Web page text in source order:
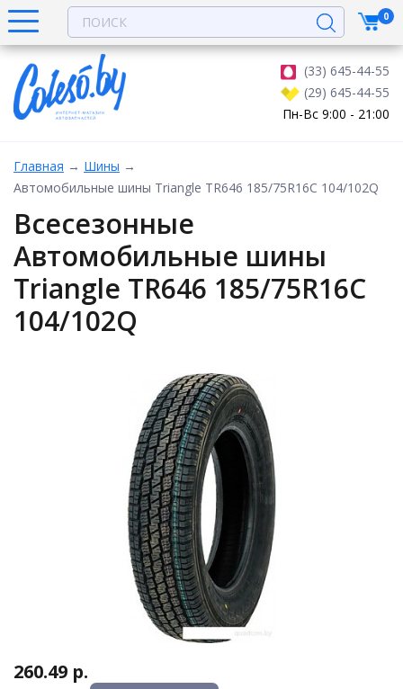
(33) 645-44-55
(29) 645-44-55
Пн-Вс 9:00 - 21:00
0
Главная → Шины →
Автомобильные шины Triangle TR646 185/75R16C 104/102Q
Всесезонные
Автомобильные шины
Triangle TR646 185/75R16C
104/102Q
260.49 р.